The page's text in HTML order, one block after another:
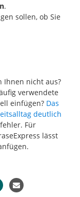
.
sollen, ob Sie
Ihnen nicht aus?
verwendete
einfügen? Das
deutlich
Für
lässt